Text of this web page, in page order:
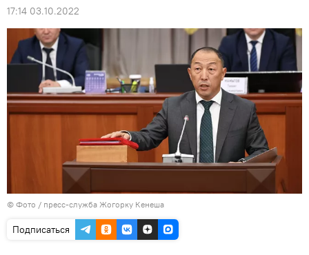
17:14 03.10.2022
© Фото / пресс-служба Жогорку Кенеша
Подписаться